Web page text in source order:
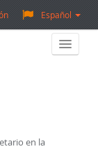
Español
en la